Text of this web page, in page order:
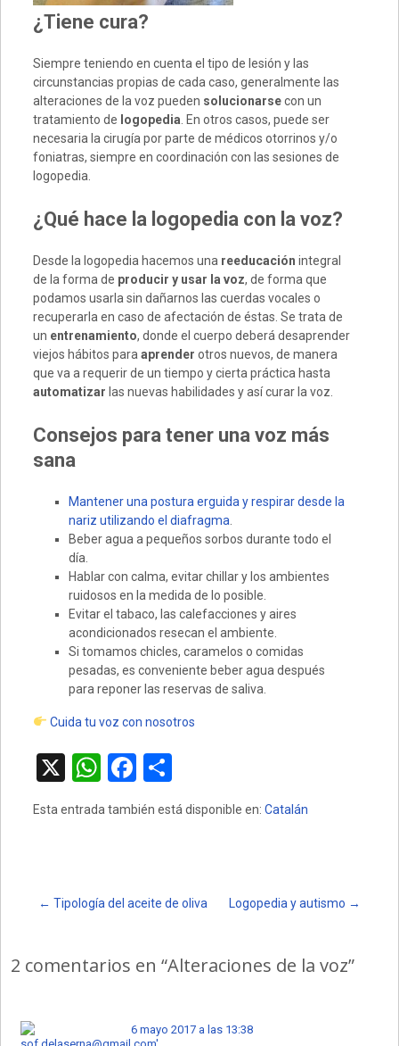
¿Tiene cura?
Siempre teniendo en cuenta el tipo de lesión y las
circunstancias propias de cada caso, generalmente las
alteraciones de la voz pueden solucionarsecon un
tratamiento de logopedia . En otros casos, puede ser
necesaria la cirugía por parte de médicos otorrinos y/o
foniatras, siempre en coordinación con las sesiones de
logopedia.
¿Qué hace la logopedia con la voz?
Desde la logopedia hacemos una reeducación integral
de la forma de producir y usar la voz, de forma que
podamos usarla sin dañarnos las cuerdas vocales o
recuperarla en caso de afectación de éstas. Se trata de
un entrenamiento, donde el cuerpo deberá desaprender
viejos hábitos para aprender otros nuevos, de manera
que va a requerir de un tiempo y cierta práctica hasta
automatizar las nuevas habilidades y así curar la voz.
Consejos para tener una voz más
sana
Mantener una postura erguida y respirar desde la
nariz utilizando el diafragma
Beber agua a pequeños sorbos durante todo el
día.
Hablar con calma, evitar chillar y los ambientes
ruidosos en la medida de lo posible.
Evitar el tabaco, las calefacciones y aires
acondicionados resecan el ambiente.
Si tomamos chicles, caramelos o comidas
pesadas, es conveniente beber agua después
para reponer las reservas de saliva.
Cuida tu voz con nosotros
X W
h
at
p
F
a
ce
o
C
o
m
tir
Esta entrada también está disponible en: Catalán
Post
navigation
← Tipología del aceite de oliva Logopedia y autismo →
2 comentarios en “Alteraciones de la voz”
6 mayo 2017 a las 13:38